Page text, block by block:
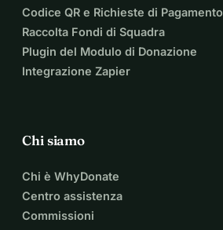
Codice QR e Richieste di Pagamento
Raccolta Fondi di Squadra
Plugin del Modulo di Donazione
Integrazione Zapier
Chi siamo
Chi è WhyDonate
Centro assistenza
Commissioni